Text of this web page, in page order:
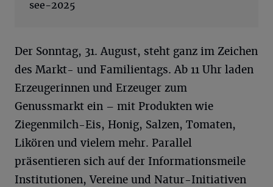
see-2025
Der Sonntag, 31. August, steht ganz im Zeichen
des Markt- und Familientags. Ab 11 Uhr laden
Erzeugerinnen und Erzeuger zum
Genussmarkt ein – mit Produkten wie
Ziegenmilch-Eis, Honig, Salzen, Tomaten,
Likören und vielem mehr. Parallel
präsentieren sich auf der Informationsmeile
Institutionen, Vereine und Natur-Initiativen